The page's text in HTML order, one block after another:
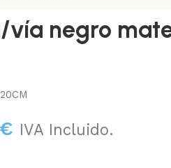
negro
€ IVA Incluido.